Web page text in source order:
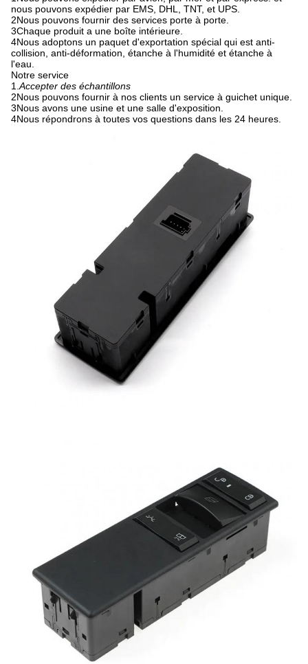
nous pouvons expédier par EMS, DHL, TNT, et UPS.
2Nous pouvons fournir des services porte à porte.
3Chaque produit a une boîte intérieure.
4Nous adoptons un paquet d'exportation spécial qui est anti-
collision, anti-déformation, étanche à l'humidité et étanche à
l'eau.
Notre service
1. Accepter des échantillons
2Nous pouvons fournir à nos clients un service à guichet unique.
3Nous avons une usine et une salle d'exposition.
4Nous répondrons à toutes vos questions dans les 24 heures.